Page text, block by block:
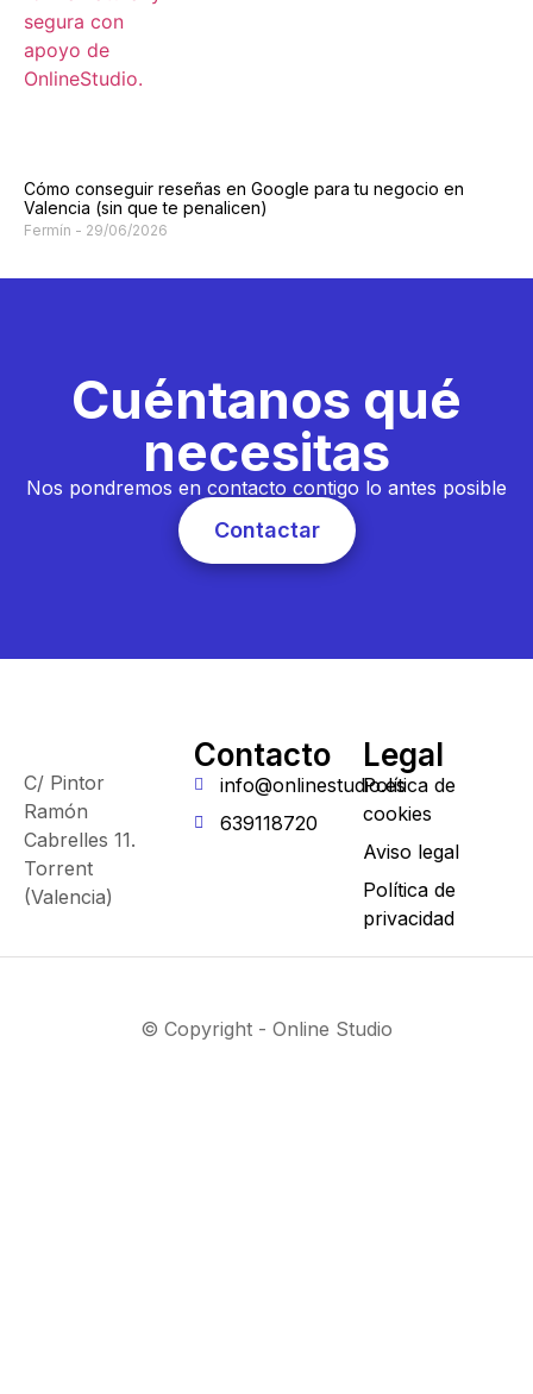
Cómo conseguir reseñas en Google para tu negocio en
Valencia (sin que te penalicen)
Fermín 29/06/2026
Cuéntanos qué
necesitas
Nos pondremos en contacto contigo lo antes posible
Contactar
C/ Pintor
Ramón
Cabrelles 11.
Torrent
(Valencia)
Contacto
info@onlinestudio.es
639118720
Legal
Política de
cookies
Aviso legal
Política de
privacidad
© Copyright - Online Studio